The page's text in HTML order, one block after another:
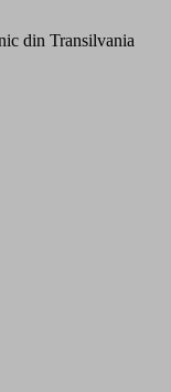
din Transilvania